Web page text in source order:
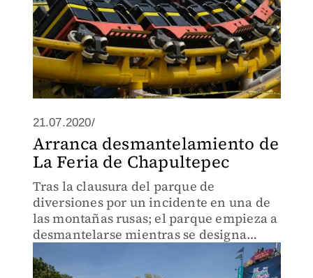
21.07.2020/
Arranca desmantelamiento de
La Feria de Chapultepec
Tras la clausura del parque de
diversiones por un incidente en una de
las montañas rusas; el parque empieza a
desmantelarse mientras se designa